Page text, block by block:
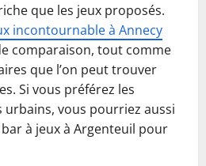
que les jeux proposés.
incontournable à Annecy
comparaison, tout comme
que l’on peut trouver
Si vous préférez les
vous pourriez aussi
à jeux à Argenteuil pour